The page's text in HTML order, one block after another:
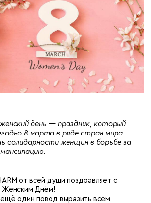
день — праздник, который
8 марта в ряде стран мира.
солидарности женщин в борьбе за
от всей души поздравляет с
Днём!
один повод выразить всем